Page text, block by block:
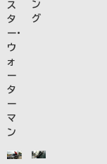
ス
タ
ー・
ウ
ォ
ー
タ
ー
マ
ン
ン
グ